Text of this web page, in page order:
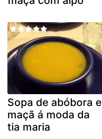
Sopa de abóbora e
maçã á moda da
tia maria